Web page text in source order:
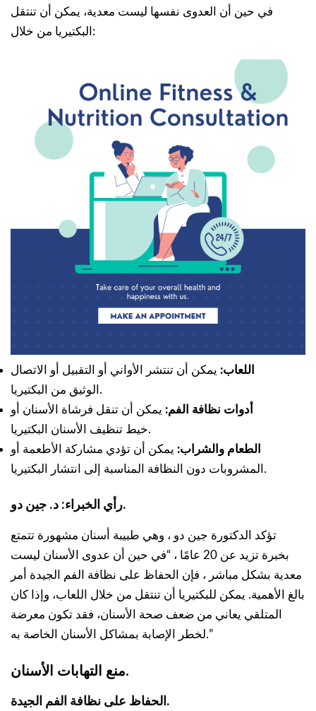
في حين أن العدوى نفسها ليست معدية، يمكن أن تنتقل
البكتيريا من خلال:
اللعاب: يمكن أن تنتشر الأواني أو التقبيل أو الاتصال
الوثيق من البكتيريا.
أدوات نظافة الفم: يمكن أن تنقل فرشاة الأسنان أو
خيط تنظيف الأسنان البكتيريا.
الطعام والشراب: يمكن أن تؤدي مشاركة الأطعمة أو
المشروبات دون النظافة المناسبة إلى انتشار البكتيريا.
رأي الخبراء: د. جين دو.
تؤكد الدكتورة جين دو ، وهي طبيبة أسنان مشهورة تتمتع
بخبرة تزيد عن 20 عامًا ، “في حين أن عدوى الأسنان ليست
معدية بشكل مباشر ، فإن الحفاظ على نظافة الفم الجيدة أمر
بالغ الأهمية. يمكن للبكتيريا أن تنتقل من خلال اللعاب، وإذا كان
المتلقي يعاني من ضعف صحة الأسنان، فقد تكون معرضة
لخطر الإصابة بمشاكل الأسنان الخاصة به.”
منع التهابات الأسنان.
الحفاظ على نظافة الفم الجيدة.